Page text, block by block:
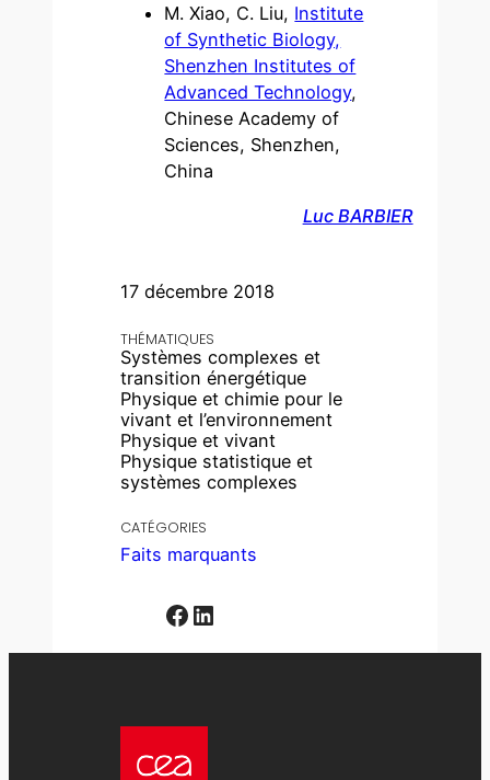
17 décembre 2018
THÉMATIQUES
Systèmes complexes et
transition énergétique
Physique et chimie pour le
vivant et l’environnement
Physique et vivant
Physique statistique et
systèmes complexes
CATÉGORIES
Faits marquants
Facebook LinkedIn
M. Xiao, C. Liu, Institute
of Synthetic Biology,
Shenzhen Institutes of
Advanced Technology,
Chinese Academy of
Sciences, Shenzhen,
China
Luc BARBIER